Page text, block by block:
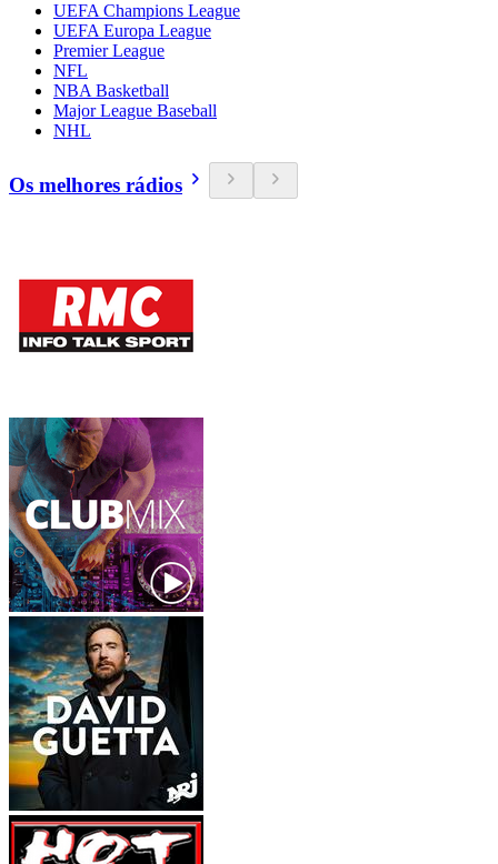
UEFA Champions League
UEFA Europa League
Premier League
NFL
NBA Basketball
Major League Baseball
NHL
Os melhores rádios